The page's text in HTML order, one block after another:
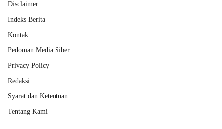
Disclaimer
Indeks Berita
Kontak
Pedoman Media Siber
Privacy Policy
Redaksi
Syarat dan Ketentuan
Tentang Kami